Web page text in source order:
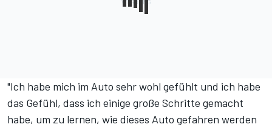
"Ich habe mich im Auto sehr wohl gefühlt und ich habe
das Gefühl, dass ich einige große Schritte gemacht
habe, um zu lernen, wie dieses Auto gefahren werden